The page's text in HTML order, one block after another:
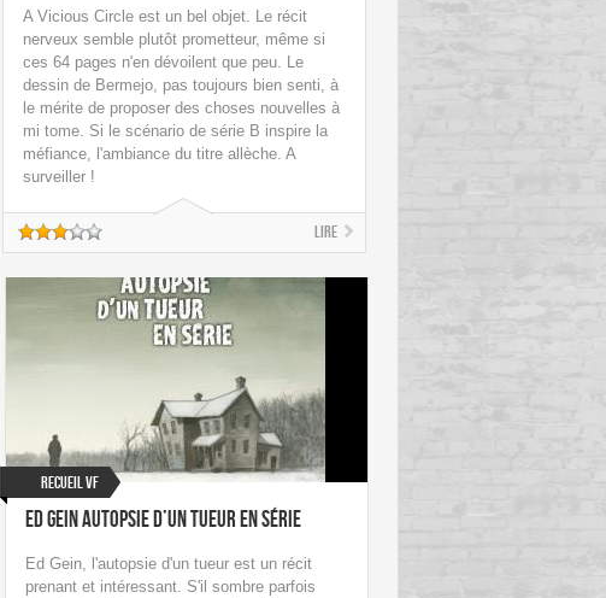
A Vicious Circle est un bel objet. Le récit
nerveux semble plutôt prometteur, même si
ces 64 pages n'en dévoilent que peu. Le
dessin de Bermejo, pas toujours bien senti, à
le mérite de proposer des choses nouvelles à
mi tome. Si le scénario de série B inspire la
méfiance, l'ambiance du titre allèche. A
surveiller !
Lire
Recueil VF
Ed Gein autopsie d’un tueur en série
Ed Gein, l'autopsie d'un tueur est un récit
prenant et intéressant. S'il sombre parfois